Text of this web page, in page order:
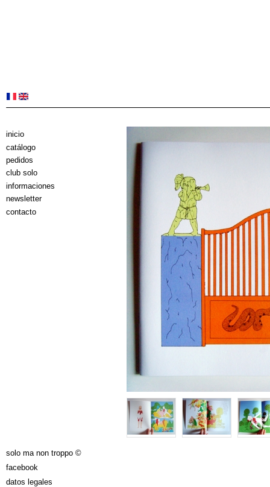
inicio
catálogo
pedidos
club solo
informaciones
newsletter
contacto
solo ma non troppo ©
facebook
datos legales